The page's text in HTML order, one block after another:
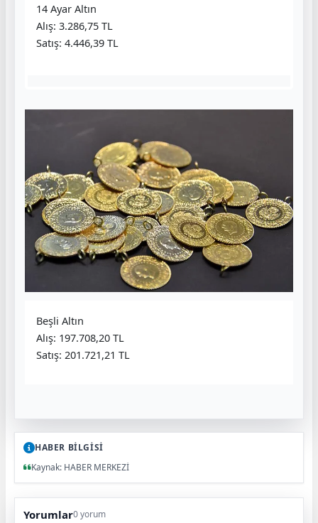
14 Ayar Altın
Alış: 3.286,75 TL
Satış: 4.446,39 TL
Beşli Altın
Alış: 197.708,20 TL
Satış: 201.721,21 TL
HABER BİLGİSİ
Kaynak: HABER MERKEZİ
Yorumlar0 yorum